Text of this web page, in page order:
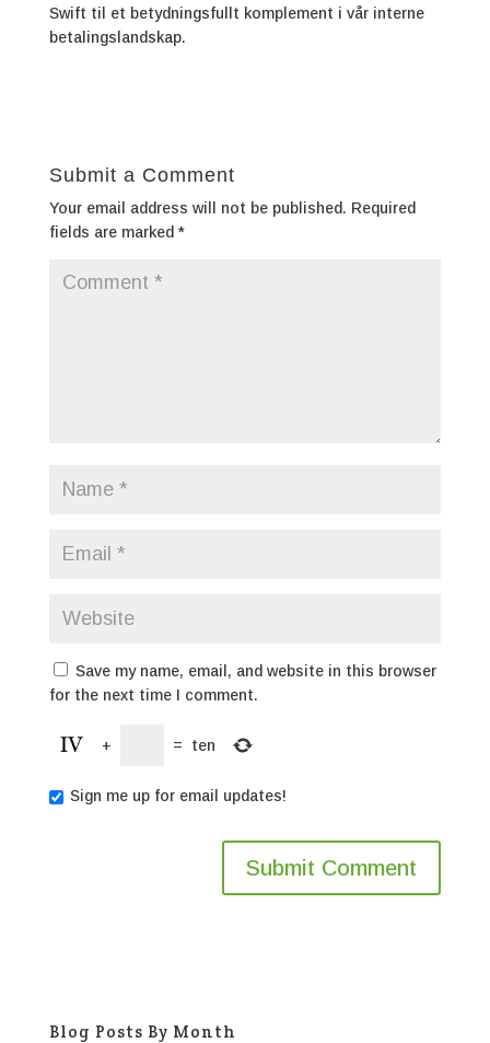
Swift til et betydningsfullt komplement i vår interne
betalingslandskap.
Submit a Comment
Your email address will not be published. Required
fields are marked *
Save my name, email, and website in this browser
for the next time I comment.
+ = ten
Sign me up for email updates!
Blog Posts By Month